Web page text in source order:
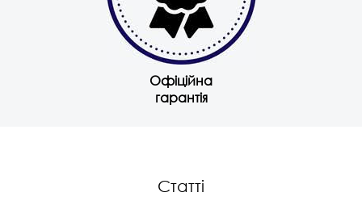
Офіційна
гарантія
Статті